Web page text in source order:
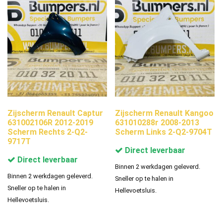
Zijscherm Renault Captur
631002106R 2012-2019
Scherm Rechts 2-Q2-
9717T
Direct leverbaar
Binnen 2 werkdagen geleverd.
Sneller op te halen in
Hellevoetsluis.
Zijscherm Renault Kangoo
631010288r 2008-2013
Scherm Links 2-Q2-9704T
Direct leverbaar
Binnen 2 werkdagen geleverd.
Sneller op te halen in
Hellevoetsluis.